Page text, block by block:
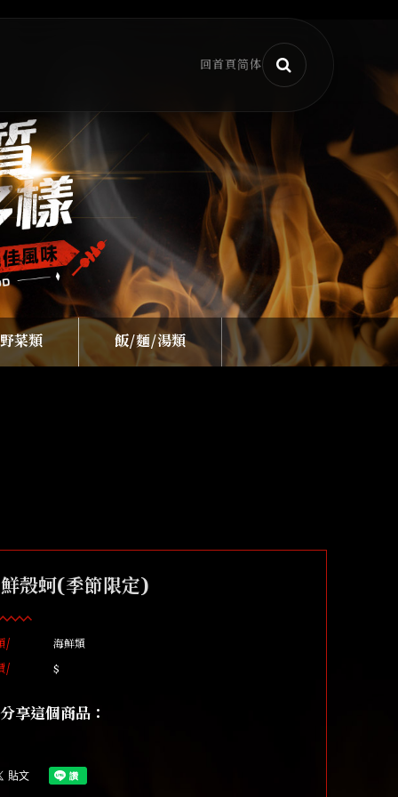
回首頁简体
野菜類 飯/麵/湯類
殼蚵(季節限定)
/ 海鮮類
/ $
享這個商品：